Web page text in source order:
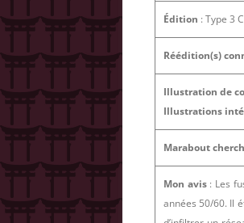
Édition : Type 3
Réédition(s)
Illustration de
Illustrations
Marabout
Mon avis: Les
années 50/60. Il